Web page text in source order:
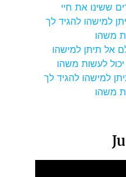
ששינו את חיי
למישהו להגיד לך
משהו
אל תיתן למישהו
לעשות משהו
למישהו להגיד לך
משהו